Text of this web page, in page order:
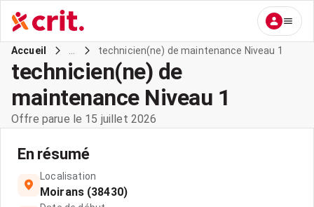
Accueil technicien(ne) de maintenance Niveau 1
technicien(ne) de
maintenance Niveau 1
Offre parue le 15 juillet 2026
En résumé
Localisation
Moirans (38430)